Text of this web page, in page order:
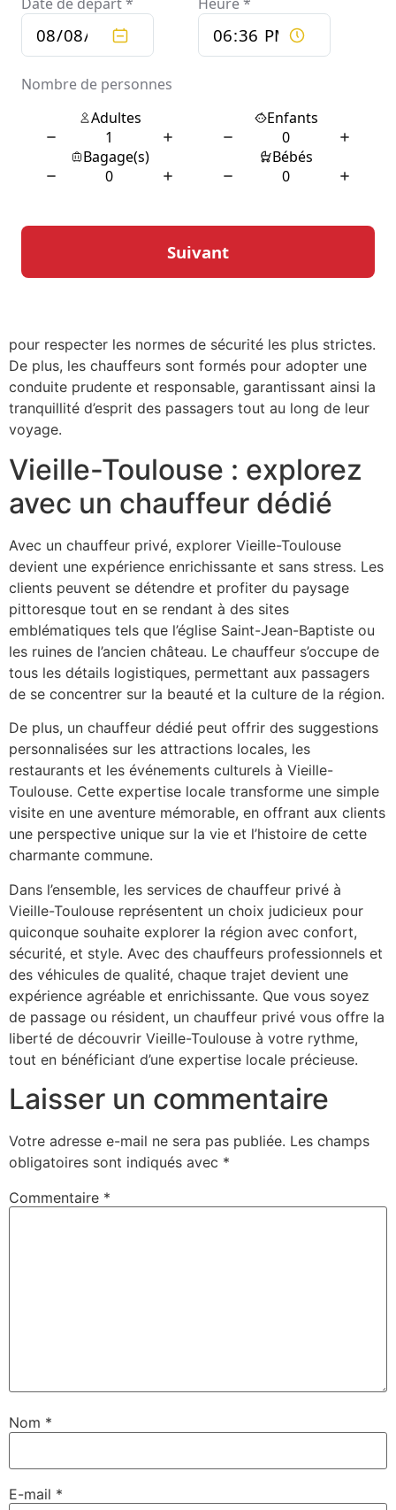
Confort et sécurité avec un
chauffeur privé
Le confort est un élément clé lorsqu’il s’agit de choisir
un service de chauffeur privé. À Vieille-Toulouse, les
clients peuvent s’attendre à un niveau de confort
exceptionnel, avec des véhicules spacieux et bien
équipés. Les chauffeurs s’assurent que chaque trajet est
température, de musique, et d’autres besoins
spécifiques des passagers.
La sécurité est également une priorité absolue pour les
pour respecter les normes de sécurité les plus strictes.
De plus, les chauffeurs sont formés pour adopter une
conduite prudente et responsable, garantissant ainsi la
tranquillité d’esprit des passagers tout au long de leur
voyage.
Vieille-Toulouse : explorez
avec un chauffeur dédié
Avec un chauffeur privé, explorer Vieille-Toulouse
devient une expérience enrichissante et sans stress. Les
clients peuvent se détendre et profiter du paysage
pittoresque tout en se rendant à des sites
emblématiques tels que l’église Saint-Jean-Baptiste ou
les ruines de l’ancien château. Le chauffeur s’occupe de
tous les détails logistiques, permettant aux passagers
de se concentrer sur la beauté et la culture de la région.
De plus, un chauffeur dédié peut offrir des suggestions
personnalisées sur les attractions locales, les
restaurants et les événements culturels à Vieille-
Toulouse. Cette expertise locale transforme une simple
visite en une aventure mémorable, en offrant aux clients
une perspective unique sur la vie et l’histoire de cette
charmante commune.
Dans l’ensemble, les services de chauffeur privé à
Vieille-Toulouse représentent un choix judicieux pour
quiconque souhaite explorer la région avec confort,
sécurité, et style. Avec des chauffeurs professionnels et
des véhicules de qualité, chaque trajet devient une
expérience agréable et enrichissante. Que vous soyez
de passage ou résident, un chauffeur privé vous offre la
liberté de découvrir Vieille-Toulouse à votre rythme,
tout en bénéficiant d’une expertise locale précieuse.
Laisser un commentaire
Votre adresse e-mail ne sera pas publiée. Les champs
obligatoires sont indiqués avec *
Commentaire *
Nom *
E-mail *